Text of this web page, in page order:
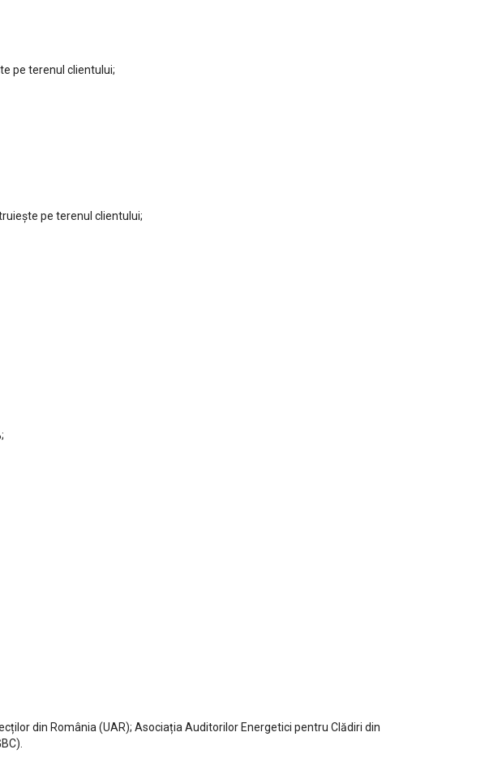
pe terenul clientului;
pe terenul clientului;
din România (UAR); Asociația Auditorilor Energetici pentru Clădiri din